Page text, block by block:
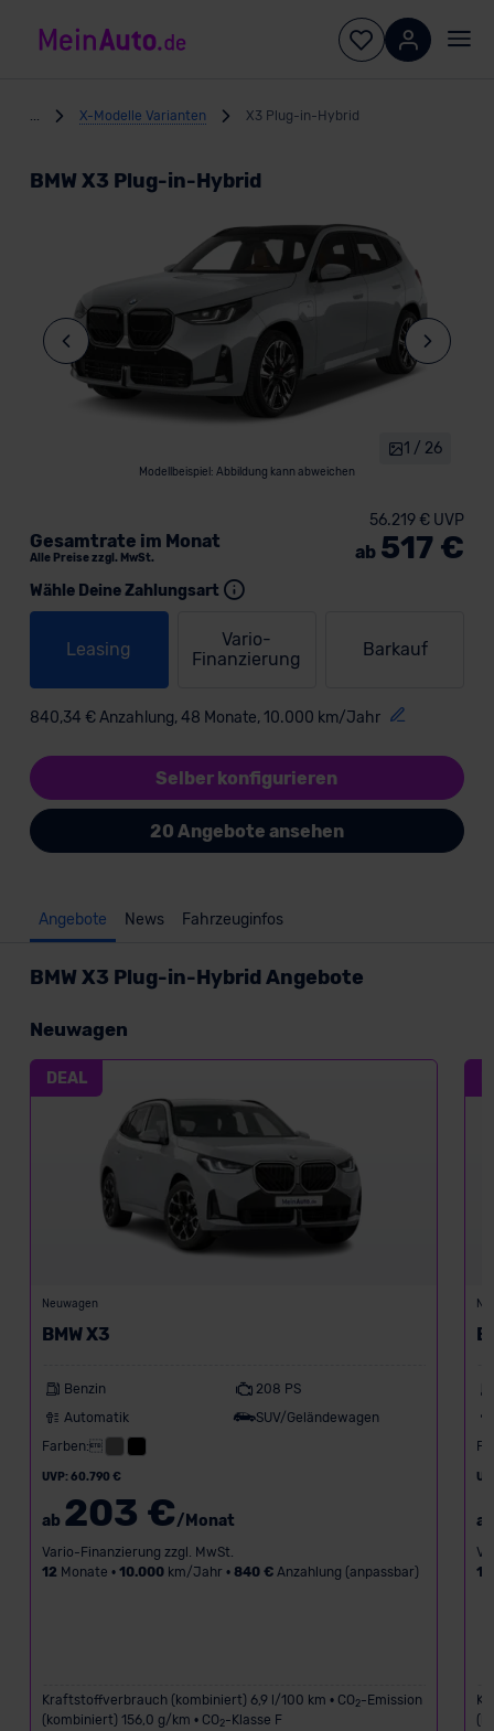
X-Modelle Varianten X3 Plug-in-Hybrid
BMW X3 Plug-in-Hybrid
Modellbeispiel: Abbildung kann abweichen
1 / 26
Wähle Deine Zahlungsart
Leasing
Vario-
Finanzierung
Barkauf
840,34 € Anzahlung, 48 Monate, 10.000 km/Jahr
Gesamtrate im Monat
Alle Preise zzgl. MwSt.
56.219 € UVP
ab 517 €
Selber konfigurieren
20 Angebote ansehen
Angebote News Fahrzeuginfos
BMW X3 Plug-in-Hybrid Angebote
Neuwagen
DEAL
Neuwagen
BMW X3
Benzin
208 PS
Automatik
SUV/Geländewagen
Farben:
UVP: 60.790 €
ab 203 €/Monat
Vario-Finanzierung zzgl. MwSt.
12 Monate • 10.000km/Jahr • 840 €Anzahlung (anpassbar)
Kraftstoffverbrauch (kombiniert) 6,9 l/100 km • CO2-Emission
(kombiniert) 156,0 g/km • CO2-Klasse F
12